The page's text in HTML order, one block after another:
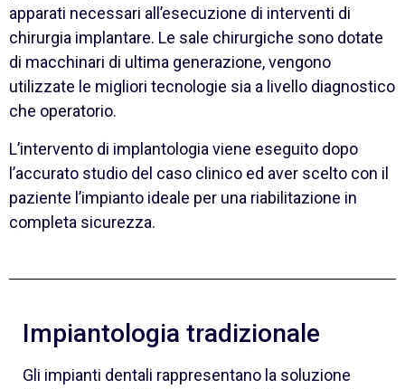
apparati necessari all’esecuzione di interventi di
chirurgia implantare. Le sale chirurgiche sono dotate
di macchinari di ultima generazione, vengono
utilizzate le migliori tecnologie sia a livello diagnostico
che operatorio.
L’intervento di implantologia viene eseguito dopo
l’accurato studio del caso clinico ed aver scelto con il
paziente l’impianto ideale per una riabilitazione in
completa sicurezza.
Impiantologia tradizionale
Gli impianti dentali rappresentano la soluzione